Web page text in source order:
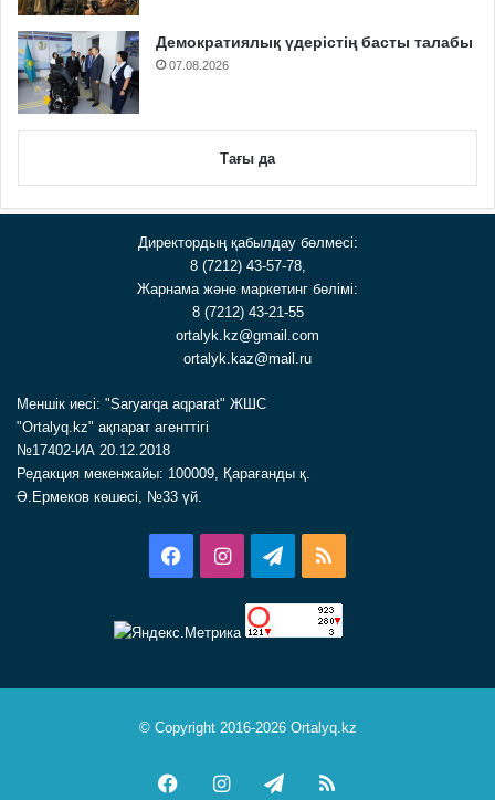
Демократиялық үдерістің басты талабы
07.08.2026
Тағы да
Директордың қабылдау бөлмесі:
8 (7212) 43-57-78,
Жарнама және маркетинг бөлімі:
8 (7212) 43-21-55
ortalyk.kz@gmail.com
ortalyk.kaz@mail.ru
Меншік иесі: "Saryarqa aqparat" ЖШС
"Ortalyq.kz" ақпарат агенттігі
№17402-ИА 20.12.2018
Редакция мекенжайы: 100009, Қарағанды қ.
Ә.Ермеков көшесі, №33 үй.
FacebookInstagramTelegram
© Copyright 2016-2026 Ortalyq.kz
FacebookInstagramTelegram